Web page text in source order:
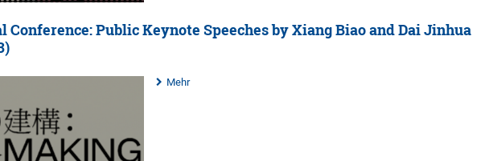
Public Keynote Speeches by Xiang Biao and Dai Jinhua
Mehr